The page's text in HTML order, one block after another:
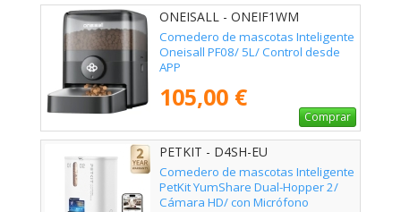
ONEISALL - ONEIF1WM
Comedero de mascotas Inteligente
Oneisall PF08/ 5L/ Control desde
APP
105,00 €
Comprar
PETKIT - D4SH-EU
Comedero de mascotas Inteligente
PetKit YumShare Dual-Hopper 2/
Cámara HD/ con Micrófono